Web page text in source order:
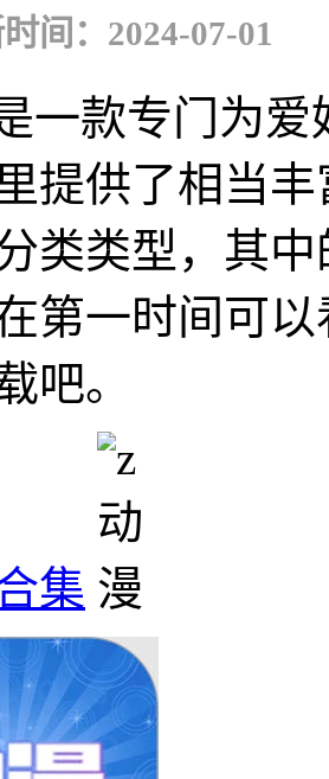
间：2024-07-01
一款专门为
提供了相当
类类型，其
第一时间可
吧。
集